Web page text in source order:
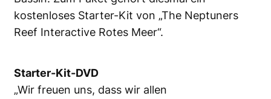
kostenloses Starter-Kit von „The Neptuners
Reef Interactive Rotes Meer“.
Starter-Kit-DVD
„Wir freuen uns, dass wir allen